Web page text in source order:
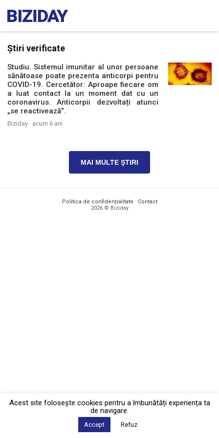
Știri verificate
Studiu. Sistemul imunitar al unor persoane
sănătoase poate prezenta anticorpi pentru
COVID-19. Cercetător: Aproape fiecare om
a luat contact la un moment dat cu un
coronavirus. Anticorpii dezvoltați atunci
„se reactivează”.
Biziday · acum 6 ani
MAI MULTE ȘTIRI
Politica de confidențialitate · Contact
2026 © Biziday
Acest site foloseşte cookies pentru a îmbunătăți experiența ta
de navigare.
Accept Refuz